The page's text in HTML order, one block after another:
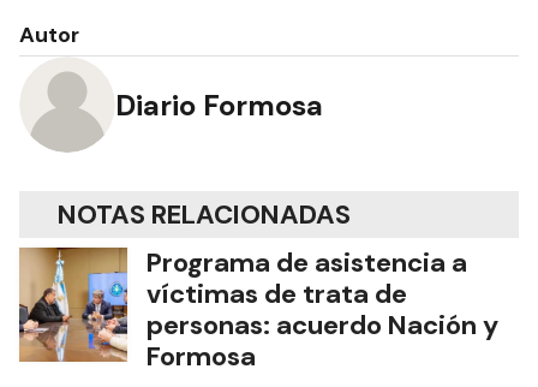
Autor
Diario Formosa
NOTAS RELACIONADAS
Programa de asistencia a
víctimas de trata de
personas: acuerdo Nación y
Formosa